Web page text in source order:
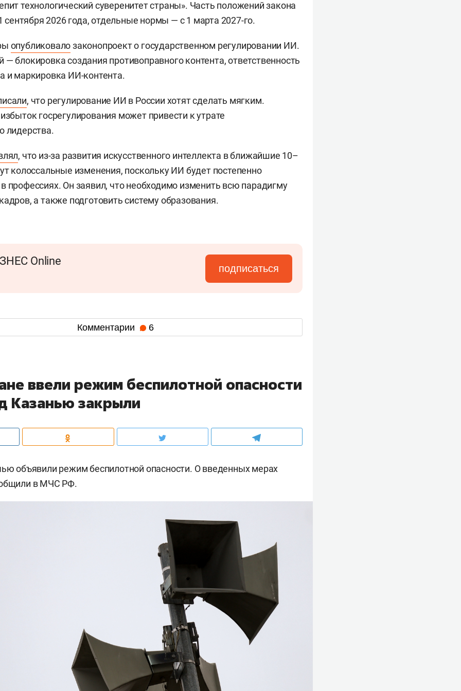
технологический суверенитет страны». Часть положений закона
сентября 2026 года, отдельные нормы — с 1 марта 2027-го.
опубликовалозаконопроект о государственном регулировании ИИ.
блокировка создания противоправного контента, ответственность
и маркировка ИИ-контента.
, что регулирование ИИ в России хотят сделать мягким.
госрегулирования может привести к утрате
лидерства.
, что из-за развития искусственного интеллекта в ближайшие 10–
колоссальные изменения, поскольку ИИ будет постепенно
профессиях. Он заявил, что необходимо изменить всю парадигму
а также подготовить систему образования.
Online
подписаться
Комментарии 6
ввели режим беспилотной опасности
Казанью закрыли
объявили режим беспилотной опасности. О введенных мерах
в МЧС РФ.